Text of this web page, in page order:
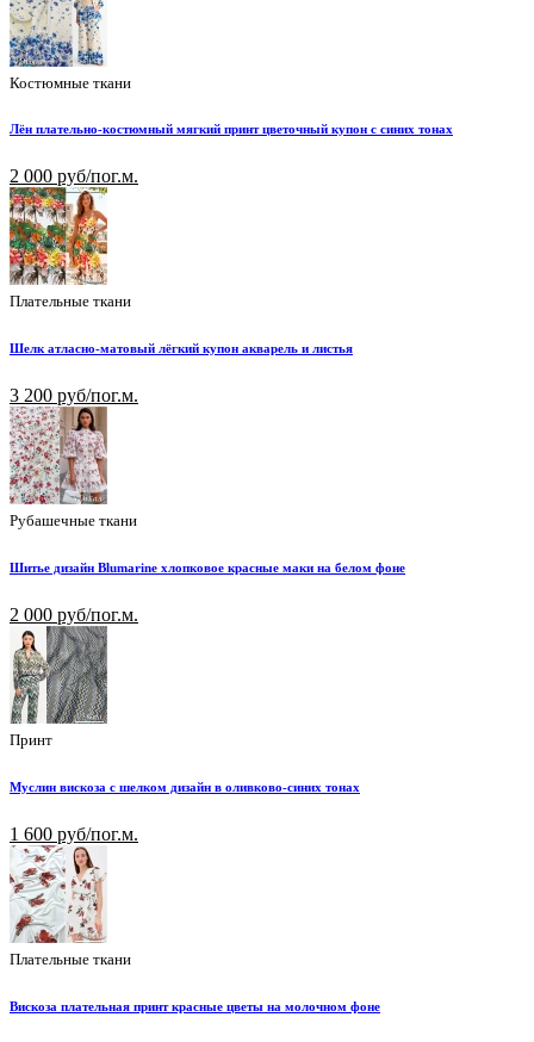
Костюмные ткани
Лён плательно-костюмный мягкий принт цветочный купон с синих тонах
2 000 руб/пог.м.
Плательные ткани
Шелк атласно-матовый лёгкий купон акварель и листья
3 200 руб/пог.м.
Рубашечные ткани
Шитье дизайн Blumarine хлопковое красные маки на белом фоне
2 000 руб/пог.м.
Принт
Муслин вискоза с шелком дизайн в оливково-синих тонах
1 600 руб/пог.м.
Плательные ткани
Вискоза плательная принт красные цветы на молочном фоне